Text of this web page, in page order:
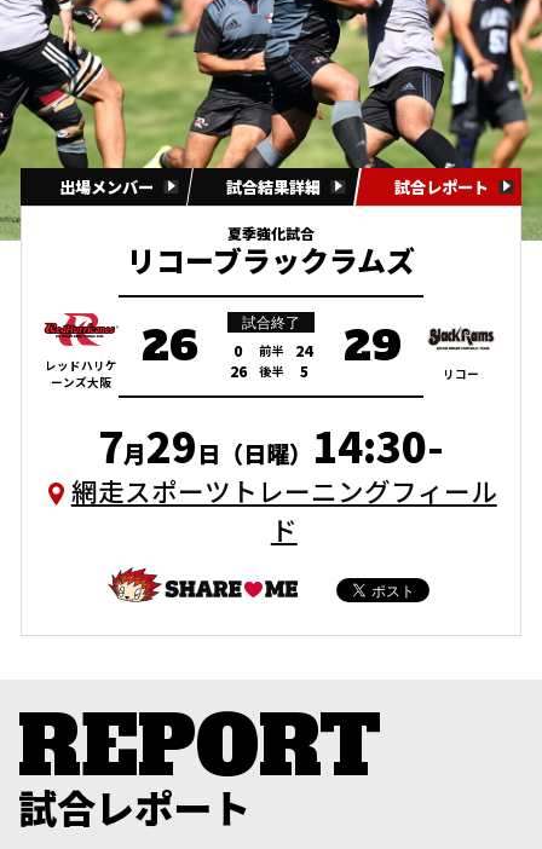
出場メンバー 試合結果詳細 試合レポート
夏季強化試合
リコーブラックラムズ
レッドハリケ
ーンズ大阪
26 試合終了
0 前半
24
26
後半 5 29 リコー
7月29日（日曜） 14:30-
網走スポーツトレーニングフィール
ド
試合レポート